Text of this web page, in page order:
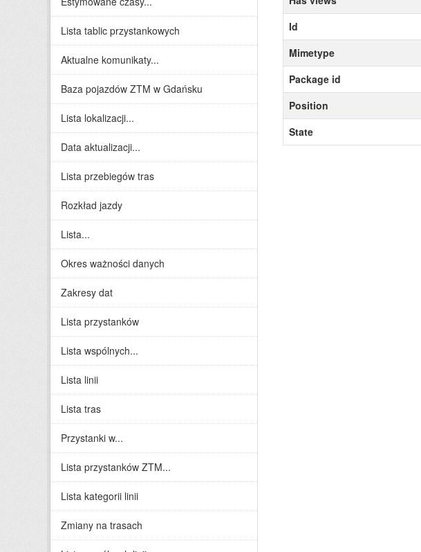
Lista tablic przystankowych
Aktualne komunikaty...
Baza pojazdów ZTM w Gdańsku
Lista lokalizacji...
Data aktualizacji...
Lista przebiegów tras
Rozkład jazdy
Lista...
Okres ważności danych
Zakresy dat
Lista przystanków
Lista wspólnych...
Lista linii
Lista tras
Przystanki w...
Lista przystanków ZTM...
Lista kategorii linii
Zmiany na trasach
Id
Mimetype
Package id
Position
State